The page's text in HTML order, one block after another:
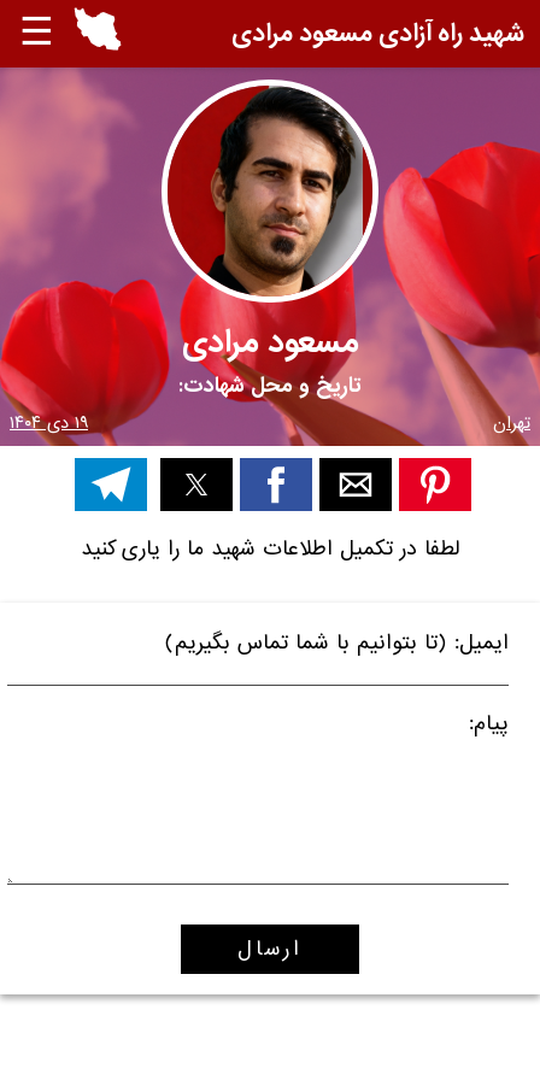
☰ شهید راه آزادی مسعود مرادی
مسعود مرادی
تاریخ و محل شهادت:
تهران ۱۹ دی ۱۴۰۴
لطفا در تکمیل اطلاعات شهید ما را یاری کنید
ایمیل: (تا بتوانیم با شما تماس بگیریم)
پیام: